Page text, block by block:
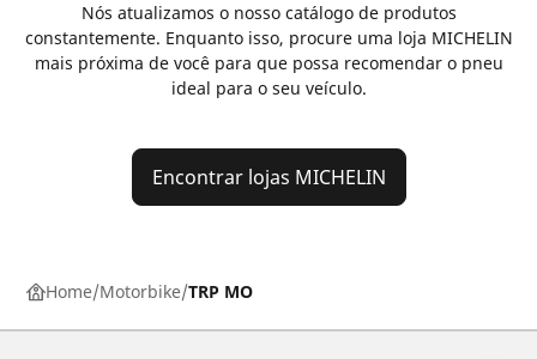
Nós atualizamos o nosso catálogo de produtos
constantemente. Enquanto isso, procure uma loja MICHELIN
mais próxima de você para que possa recomendar o pneu
ideal para o seu veículo.
Encontrar lojas MICHELIN
Home Motorbike TRP MO